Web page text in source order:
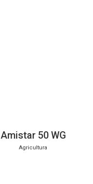
Amistar 50 WG
Agricultura